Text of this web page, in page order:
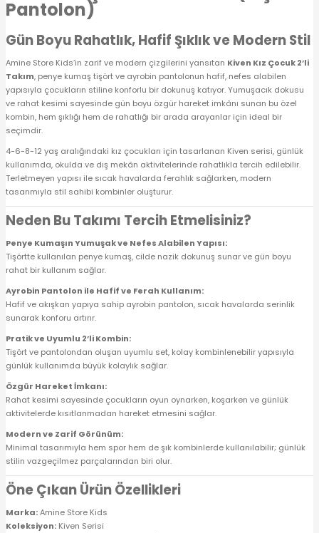
Pantolon)
Gün Boyu Rahatlık, Hafif Şıklık ve Modern Stil
Amine Store Kids’in zarif ve modern çizgilerini yansıtan Kiven Kız Çocuk 2’li
Takım, penye kumaş tişört ve ayrobin pantolonun hafif, nefes alabilen
yapısıyla çocukların stiline konforlu bir dokunuş katıyor. Yumuşacık dokusu
ve rahat kesimi sayesinde gün boyu özgür hareket imkânı sunan bu özel
kombin, hem şıklığı hem de rahatlığı bir arada arayanlar için ideal bir
seçimdir.
4-6-8-12 yaş aralığındaki kız çocukları için tasarlanan Kiven serisi, günlük
kullanımda, okulda ve dış mekân aktivitelerinde rahatlıkla tercih edilebilir.
Terletmeyen yapısı ile sıcak havalarda ferahlık sağlarken, modern
tasarımıyla stil sahibi kombinler oluşturur.
Neden Bu Takımı Tercih Etmelisiniz?
Penye Kumaşın Yumuşak ve Nefes Alabilen Yapısı:
Tişörtte kullanılan penye kumaş, cilde nazik dokunuş sunar ve gün boyu
rahat bir kullanım sağlar.
Ayrobin Pantolon ile Hafif ve Ferah Kullanım:
Hafif ve akışkan yapıya sahip ayrobin pantolon, sıcak havalarda serinlik
sunarak konforu artırır.
Pratik ve Uyumlu 2’li Kombin:
Tişört ve pantolondan oluşan uyumlu set, kolay kombinlenebilir yapısıyla
günlük kullanımda büyük kolaylık sağlar.
Özgür Hareket İmkanı:
Rahat kesimi sayesinde çocukların oyun oynarken, koşarken ve günlük
aktivitelerde kısıtlanmadan hareket etmesini sağlar.
Modern ve Zarif Görünüm:
Minimal tasarımıyla hem spor hem de şık kombinlerde kullanılabilir; günlük
stilin vazgeçilmez parçalarından biri olur.
Öne Çıkan Ürün Özellikleri
Marka:Amine Store Kids
Koleksiyon: Kiven Serisi
Alt